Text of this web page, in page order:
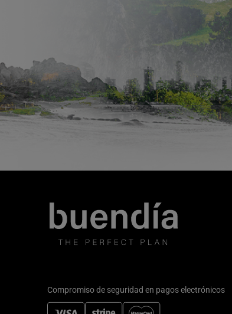
Compromiso de seguridad en pagos electrónicos